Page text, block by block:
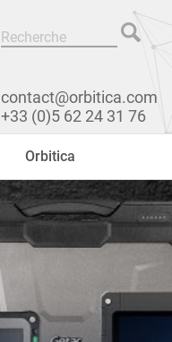
contact@orbitica.com
+33 (0)5 62 24 31 76
Orbitica